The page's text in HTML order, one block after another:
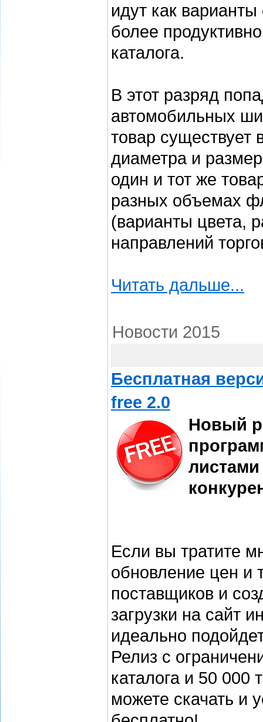
идут как
более
каталога.
В этот разряд
автомобильных
товар существует
диаметра и
один и тот же
разных объемах
(варианты цвета,
направлений
Читать дальше...
Новости 2015
Бесплатная
free 2.0
Новый
Если вы тратите
обновление цен и
поставщиков и
загрузки на сайт
идеально
Релиз с
каталога и 50 000
можете скачать и